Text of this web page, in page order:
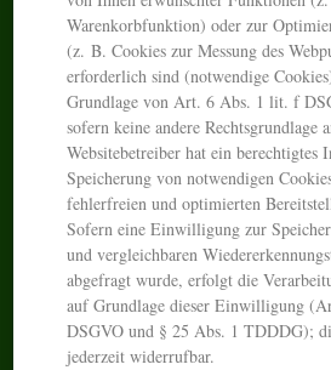
Warenkorbfunktion) oder zur
(z. B. Cookies zur Messung des
erforderlich sind (notwendige
Grundlage von Art. 6 Abs. 1 lit. f
sofern keine andere Rechtsgrundlage
Websitebetreiber hat ein berechtigtes
Speicherung von notwendigen
fehlerfreien und optimierten
Sofern eine Einwilligung zur
und vergleichbaren
abgefragt wurde, erfolgt die
auf Grundlage dieser Einwilligung
DSGVO und § 25 Abs. 1 TDDDG);
jederzeit widerrufbar.